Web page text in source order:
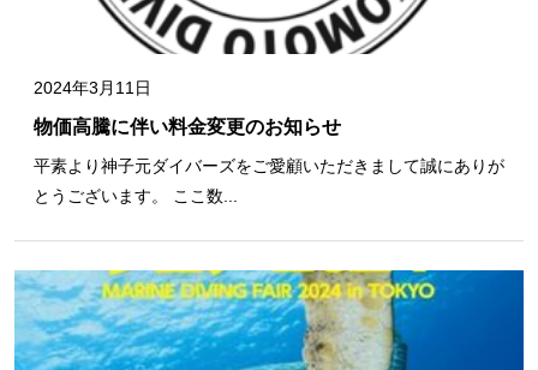
2024年3月11日
物価高騰に伴い料金変更のお知らせ
平素より神子元ダイバーズをご愛顧いただきまして誠にありが
とうございます。 ここ数...